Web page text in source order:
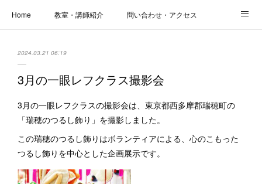
Home 教室・講師紹介 問い合わせ・アクセス
2024.03.21 06:19
3月の一眼レフクラス撮影会
3月の一眼レフクラスの撮影会は、東京都西多摩郡瑞穂町の
「瑞穂のつるし飾り」を撮影しました。
この瑞穂のつるし飾りはボランティアによる、心のこもった
つるし飾りを中心とした企画展示です。